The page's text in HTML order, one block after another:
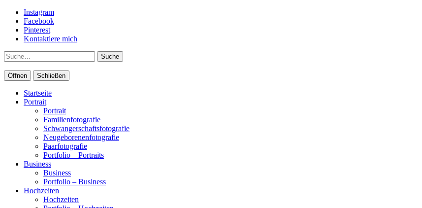
Instagram
Facebook
Pinterest
Kontaktiere mich
Suche
Öffnen Schließen
Startseite
Portrait
Portrait
Familienfotografie
Schwangerschaftsfotografie
Neugeborenenfotografie
Paarfotografie
Portfolio – Portraits
Business
Business
Portfolio – Business
Hochzeiten
Hochzeiten